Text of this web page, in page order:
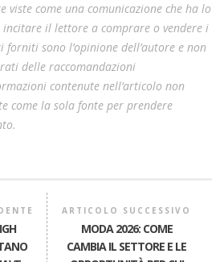
viste come una comunicazione che ha lo
incitare il lettore a comprare o vendere i
sono l’opinione dell’autore e non
delle raccomandazioni
contenute nell’articolo non
come la sola fonte per prendere
ARTICOLO SUCCESSIVO
MODA 2026: COME
CAMBIA IL SETTORE E LE